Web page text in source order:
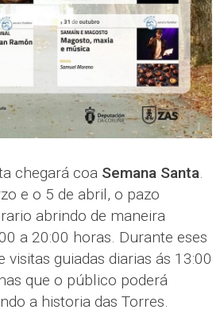
chegará coa Semana Santa.
e o 5 de abril, o pazo
abrindo de maneira
a 20:00 horas. Durante eses
visitas guiadas diarias ás 13:00
que o público poderá
a historia das Torres.